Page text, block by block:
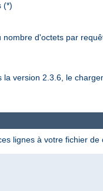
(*)
d'octets par
la version 2.3.6, le
lignes à votre fichier de